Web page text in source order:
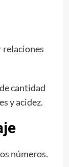
relaciones
cantidad
y acidez.
números.